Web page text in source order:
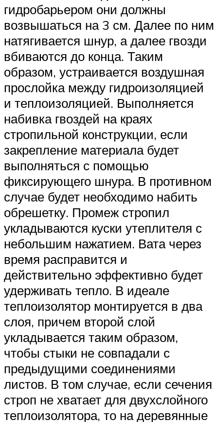
гидробарьером они должны
возвышаться на 3 см. Далее по ним
натягивается шнур, а далее гвозди
вбиваются до конца. Таким
образом, устраивается воздушная
прослойка между гидроизоляцией
и теплоизоляцией. Выполняется
набивка гвоздей на краях
стропильной конструкции, если
закрепление материала будет
выполняться с помощью
фиксирующего шнура. В противном
случае будет необходимо набить
обрешетку. Промеж стропил
укладываются куски утеплителя с
небольшим нажатием. Вата через
время расправится и
действительно эффективно будет
удерживать тепло. В идеале
теплоизолятор монтируется в два
слоя, причем второй слой
укладывается таким образом,
чтобы стыки не совпадали с
предыдущими соединениями
листов. В том случае, если сечения
строп не хватает для двухслойного
теплоизолятора, то на деревянные